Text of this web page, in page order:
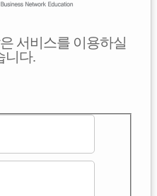
서비스를 이용하실
니다.